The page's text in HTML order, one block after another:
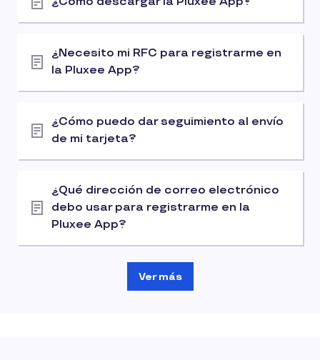
¿Necesito mi RFC para registrarme en
la Pluxee App?
¿Cómo puedo dar seguimiento al envío
de mi tarjeta?
¿Qué dirección de correo electrónico
debo usar para registrarme en la
Pluxee App?
Ver más